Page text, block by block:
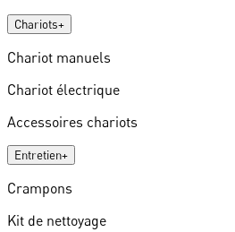
Chariots+
Chariot manuels
Chariot électrique
Accessoires chariots
Entretien+
Crampons
Kit de nettoyage